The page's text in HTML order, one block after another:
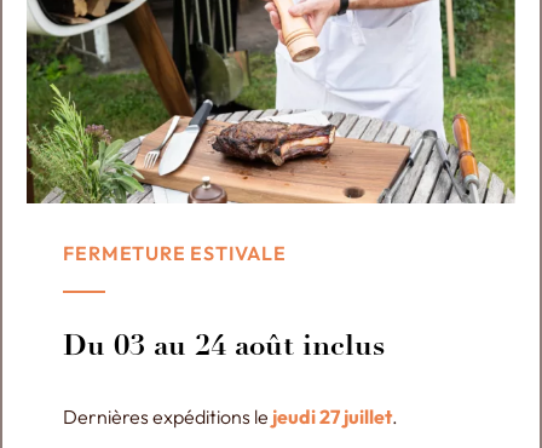
Hotte d'habillage
pour four à bois
Thermomètre de
voûte
FERMETURE ESTIVALE
Du 03 au 24 août inclus
Dernières expéditions le jeudi 27 juillet.